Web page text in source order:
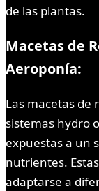
de las plantas.
Macetas de
Aeroponía:
Las macetas de
sistemas hydro
expuestas a un
nutrientes.
adaptarse a